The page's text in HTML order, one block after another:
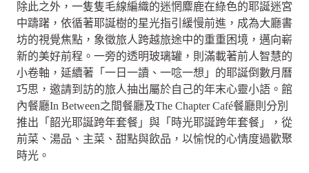
除此之外，一隻隻毛線編織的迷惘麋鹿在綠色的耶誕迷宮
中躊躇，依循著耶誕樹的星光指引緩慢前進，成為大廳書
坊的視覺焦點，象徵旅人跨越旅途中的重重困境，邁向嶄
新的美好前程。一旁的透明玻璃罐，則滿載著前人智慧的
小卷軸，延續著「一日一讀、一唸一想」的耶誕倒數月曆
巧思，邀請到訪的旅人抽出屬於自己的年末心靈小語。館
內餐廳In Between之間餐廳及The Chapter Café餐廳則分別
推出「韶光耶誕跨年套餐」與「時光耶誕跨年套餐」，從
前菜、湯品、主菜、甜點與飲品，以愉悅的心情度過歡聚
時光。